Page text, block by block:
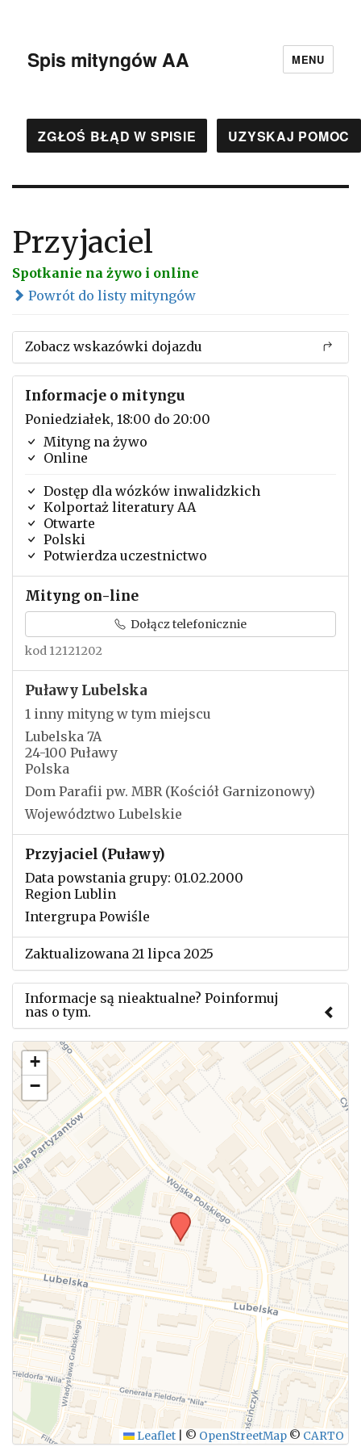
Spis mityngów AA MENU
ZGŁOŚ BŁĄD W SPISIE UZYSKAJ POMOC
Przyjaciel
Spotkanie na żywo i online
Powrót do listy mityngów
Zobacz wskazówki dojazdu
Informacje o mityngu
Poniedziałek, 18:00 do 20:00
Mityng na żywo
Online
Dostęp dla wózków inwalidzkich
Kolportaż literatury AA
Otwarte
Polski
Potwierdza uczestnictwo
Mityng on-line
Dołącz telefonicznie
kod 12121202
Puławy Lubelska
1 inny mityng w tym miejscu
Lubelska 7A
24-100 Puławy
Polska
Dom Parafii pw. MBR (Kościół Garnizonowy)
Województwo Lubelskie
Przyjaciel (Puławy)
Data powstania grupy: 01.02.2000
Region Lublin
Intergrupa Powiśle
Zaktualizowana 21 lipca 2025
Informacje są nieaktualne? Poinformuj
nas o tym.
Użyj tego formularza aby przesłać informację o
zmianach w powyższym mityngu.
WYŚLIJ
+
−
Leaflet © OpenStreetMap © CARTO